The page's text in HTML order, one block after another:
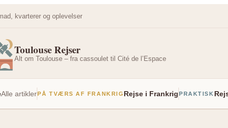
kvarterer og oplevelser
Toulouse Rejser
Alt om Toulouse – fra cassoulet til Cité de l’Espace
Alle artiklerPÅ TVÆRS AF FRANKRIG Rejse i FrankrigPRAKTISK